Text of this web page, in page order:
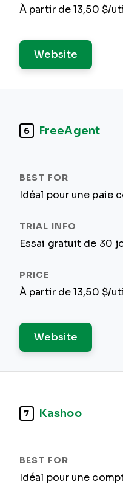
À partir de 13,50 $/
Website
6 FreeAgent
Idéal pour une paie
Essai gratuit de 30
À partir de 13,50 $/
Website
7 Kashoo
Idéal pour une